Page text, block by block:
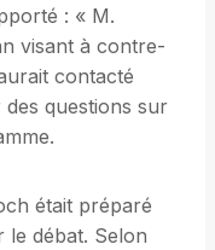
: « M.
visant à contre-
contacté
questions sur
était préparé
le débat. Selon